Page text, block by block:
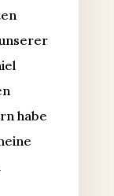
habe